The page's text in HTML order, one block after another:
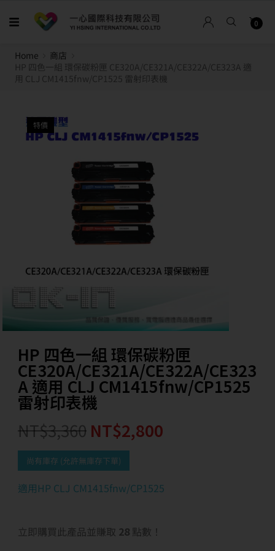
0
Home
商店
HP 四色一組 環保碳粉匣 CE320A/CE321A/CE322A/CE323A 適
用 CLJ CM1415fnw/CP1525 雷射印表機
特價
HP 四色一組 環保碳粉匣
CE320A/CE321A/CE322A/CE323
A 適用 CLJ CM1415fnw/CP1525
雷射印表機
NT$3,360 NT$2,800
尚有庫存 (允許無庫存下單)
適用HP CLJ CM1415fnw/CP1525
立即購買此產品並賺取 28 點數！